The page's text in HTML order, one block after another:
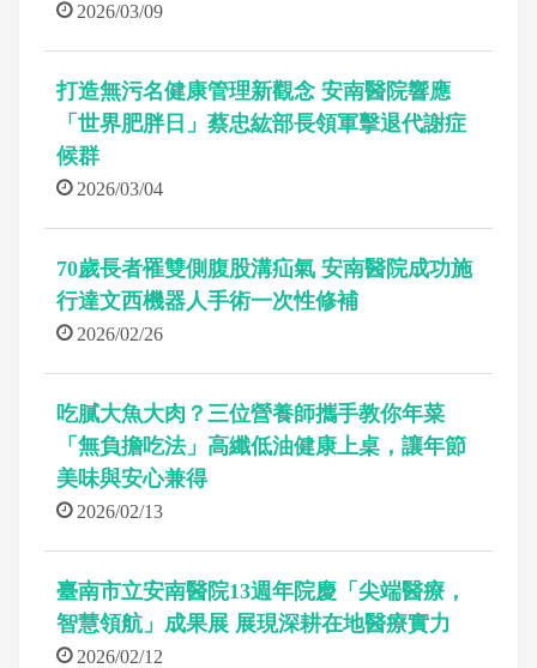
2026/03/09
打造無污名健康管理新觀念 安南醫院響應
「世界肥胖日」蔡忠紘部長領軍擊退代謝症
候群
2026/03/04
70歲長者罹雙側腹股溝疝氣 安南醫院成功施
行達文西機器人手術一次性修補
2026/02/26
吃膩大魚大肉？三位營養師攜手教你年菜
「無負擔吃法」高纖低油健康上桌，讓年節
美味與安心兼得
2026/02/13
臺南市立安南醫院13週年院慶「尖端醫療，
智慧領航」成果展 展現深耕在地醫療實力
2026/02/12